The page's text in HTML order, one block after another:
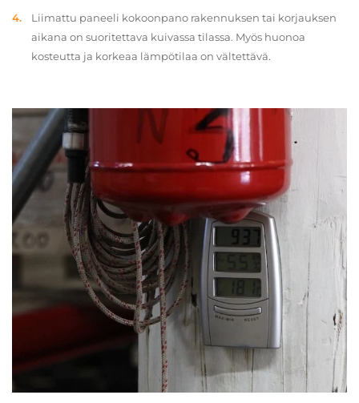
Liimattu paneeli kokoonpano rakennuksen tai korjauksen
aikana on suoritettava kuivassa tilassa. Myös huonoa
kosteutta ja korkeaa lämpötilaa on vältettävä.